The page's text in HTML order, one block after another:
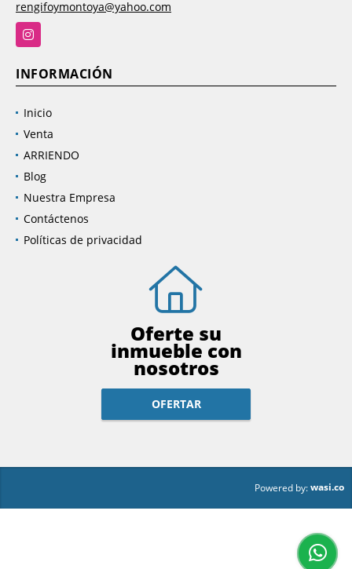
rengifoymontoya@yahoo.com
Instagram
INFORMACIÓN
Inicio
Venta
ARRIENDO
Blog
Nuestra Empresa
Contáctenos
Políticas de privacidad
Oferte su
inmueble con
nosotros
OFERTAR
Powered by:wasi.co